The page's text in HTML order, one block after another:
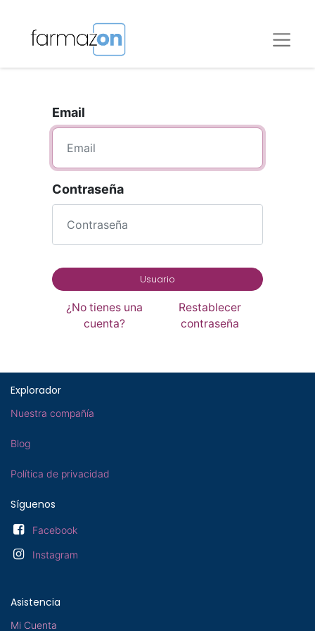
Email
Contraseña
Usuario
¿No tienes una
cuenta?
Restablecer
contraseña
Explorador
Nuestra compañía
Blog
Política de privacidad
Síguenos
Facebook
Instagram
Asistencia
Mi Cuenta